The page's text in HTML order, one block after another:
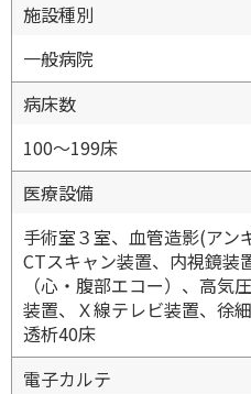
施設種別
一般病院
病床数
100〜199床
医療設備
手術室３室、血管造影(アン
CTスキャン装置、内視鏡装
（心・腹部エコー）、高気
装置、Ｘ線テレビ装置、徐
透析40床
電子カルテ